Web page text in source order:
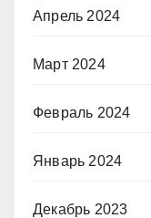
Апрель 2024
Март 2024
Февраль 2024
Январь 2024
Декабрь 2023